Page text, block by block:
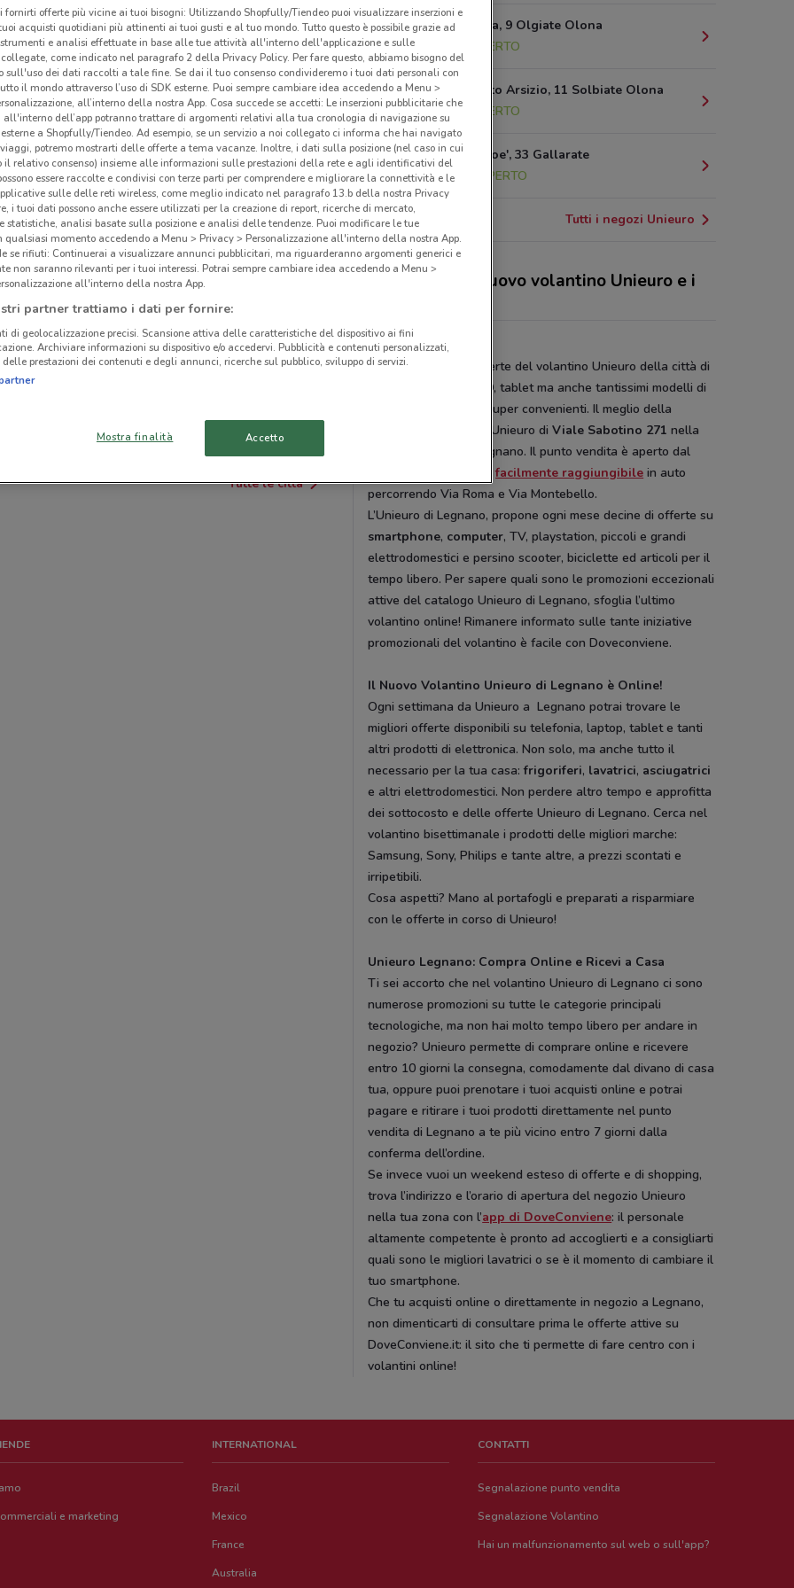
CANEGRATE RESCALDINA
SARONNO
VITTUONE
GARBAGNATE
Tutte le città
Via S. Chiara, 9 Olgiate Olona
APERTO
Via Per Busto Arsizio, 11 Solbiate Olona
6.7 km
APERTO
Via Carlo Noe', 33 Gallarate
12.8 km
APERTO
Tutti i negozi Unieuro
Gli sconti del nuovo volantino Unieuro e i
Unieuro Legnano
Hai visto le nuove offerte del volantino Unieuro della città di
Legnano? TV ultra HD, tablet ma anche tantissimi modelli di
smartphone a prezzi super convenienti. Il meglio della
tecnologia la trovi da Unieuro diViale Sabotino 271 nella
parte sud-ovest di Legnano. Il punto vendita è aperto dal
Lunedì al Sabato ed èfacilmente raggiungibile in auto
percorrendo Via Roma e Via Montebello.
L’Unieuro di Legnano, propone ogni mese decine di offerte su
smartphone, computer, TV, playstation, piccoli e grandi
elettrodomestici e persino scooter, biciclette ed articoli per il
tempo libero. Per sapere quali sono le promozioni eccezionali
attive del catalogo Unieuro di Legnano, sfoglia l’ultimo
volantino online! Rimanere informato sulle tante iniziative
promozionali del volantino è facile con Doveconviene.
Il Nuovo Volantino Unieuro di Legnano è Online!
Ogni settimana da Unieuro a Legnano potrai trovare le
migliori offerte disponibili su telefonia, laptop, tablet e tanti
altri prodotti di elettronica. Non solo, ma anche tutto il
necessario per la tua casa:frigoriferi, lavatrici, asciugatrici
e altri elettrodomestici. Non perdere altro tempo e approfitta
dei sottocosto e delle offerte Unieuro di Legnano. Cerca nel
volantino bisettimanale i prodotti delle migliori marche:
Samsung, Sony, Philips e tante altre, a prezzi scontati e
irripetibili.
Cosa aspetti? Mano al portafogli e preparati a risparmiare
con le offerte in corso di Unieuro!
Unieuro Legnano: Compra Online e Ricevi a Casa
Ti sei accorto che nel volantino Unieuro di Legnano ci sono
numerose promozioni su tutte le categorie principali
tecnologiche, ma non hai molto tempo libero per andare in
negozio? Unieuro permette di comprare online e ricevere
entro 10 giorni la consegna, comodamente dal divano di casa
tua, oppure puoi prenotare i tuoi acquisti online e potrai
pagare e ritirare i tuoi prodotti direttamente nel punto
vendita di Legnano a te più vicino entro 7 giorni dalla
conferma dell’ordine.
Se invece vuoi un weekend esteso di offerte e di shopping,
trova l’indirizzo e l’orario di apertura del negozio Unieuro
nella tua zona con l’app di DoveConviene: il personale
altamente competente è pronto ad accoglierti e a consigliarti
quali sono le migliori lavatrici o se è il momento di cambiare il
tuo smartphone.
Che tu acquisti online o direttamente in negozio a Legnano,
non dimenticarti di consultare prima le offerte attive su
DoveConviene.it: il sito che ti permette di fare centro con i
volantini online!
e marketing
INTERNATIONAL
Brazil
Mexico
France
Australia
CONTATTI
Segnalazione punto vendita
Segnalazione Volantino
Hai un malfunzionamento sul web o sull'app?
fornirti offerte più vicine ai tuoi bisogni: Utilizzando Shopfully/Tiendeo puoi visualizzare inserzioni e
acquisti quotidiani più attinenti ai tuoi gusti e al tuo mondo. Tutto questo è possibile grazie ad
e analisi effettuate in base alle tue attività all'interno dell'applicazione e sulle
come indicato nel paragrafo 2 della Privacy Policy. Per fare questo, abbiamo bisogno del
sull'uso dei dati raccolti a tale fine. Se dai il tuo consenso condivideremo i tuoi dati personali con
il mondo attraverso l’uso di SDK esterne. Puoi sempre cambiare idea accedendo a Menu >
all’interno della nostra App. Cosa succede se accetti: Le inserzioni pubblicitarie che
all'interno dell’app potranno trattare di argomenti relativi alla tua cronologia di navigazione su
a Shopfully/Tiendeo. Ad esempio, se un servizio a noi collegato ci informa che hai navigato
potremo mostrarti delle offerte a tema vacanze. Inoltre, i dati sulla posizione (nel caso in cui
il relativo consenso) insieme alle informazioni sulle prestazioni della rete e agli identificativi del
essere raccolte e condivisi con terze parti per comprendere e migliorare la connettività e le
sulle delle reti wireless, come meglio indicato nel paragrafo 13.b della nostra Privacy
i tuoi dati possono anche essere utilizzati per la creazione di report, ricerche di mercato,
statistiche, analisi basate sulla posizione e analisi delle tendenze. Puoi modificare le tue
qualsiasi momento accedendo a Menu > Privacy > Personalizzazione all'interno della nostra App.
se rifiuti: Continuerai a visualizzare annunci pubblicitari, ma riguarderanno argomenti generici e
non saranno rilevanti per i tuoi interessi. Potrai sempre cambiare idea accedendo a Menu >
all'interno della nostra App.
partner trattiamo i dati per fornire:
di geolocalizzazione precisi. Scansione attiva delle caratteristiche del dispositivo ai fini
Archiviare informazioni su dispositivo e/o accedervi. Pubblicità e contenuti personalizzati,
prestazioni dei contenuti e degli annunci, ricerche sul pubblico, sviluppo di servizi.
Mostra finalità Accetto